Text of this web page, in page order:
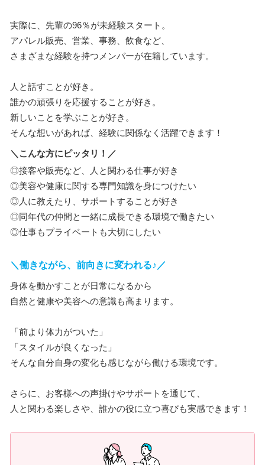
実際に、先輩の96％が未経験スタート。
アパレル販売、営業、事務、飲食など、
さまざまな経験を持つメンバーが在籍しています。
人と話すことが好き。
誰かの頑張りを応援することが好き。
新しいことを学ぶことが好き。
そんな想いがあれば、経験に関係なく活躍できます！
＼こんな方にピッタリ！／
◎接客や販売など、人と関わる仕事が好き
◎美容や健康に関する専門知識を身につけたい
◎人に教えたり、サポートすることが好き
◎同年代の仲間と一緒に成長できる環境で働きたい
◎仕事もプライベートも大切にしたい
＼働きながら、前向きに変われる♪／
身体を動かすことが日常になるから
自然と健康や美容への意識も高まります。
「前より体力がついた」
「スタイルが良くなった」
そんな自分自身の変化も感じながら働ける環境です。
さらに、お客様への声掛けやサポートを通じて、
人と関わる楽しさや、誰かの役に立つ喜びも実感できます！